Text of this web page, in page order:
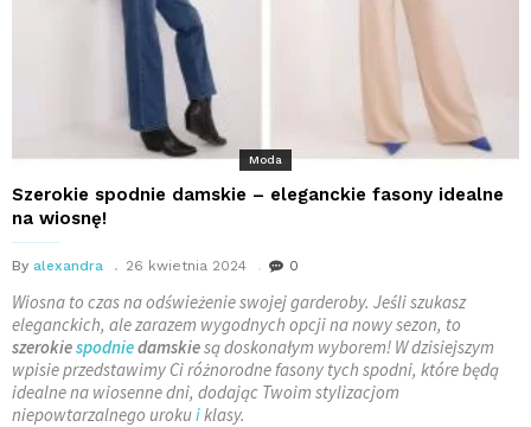
Moda
Szerokie spodnie damskie – eleganckie fasony idealne
na wiosnę!
By alexandra 26 kwietnia 2024 0
Wiosna to czas na odświeżenie swojej garderoby. Jeśli szukasz
eleganckich, ale zarazem wygodnych opcji na nowy sezon, to
szerokiespodniedamskiesą doskonałym wyborem! W dzisiejszym
wpisie przedstawimy Ci różnorodne fasony tych spodni, które będą
idealne na wiosenne dni, dodając Twoim stylizacjom
niepowtarzalnego urokuiklasy.